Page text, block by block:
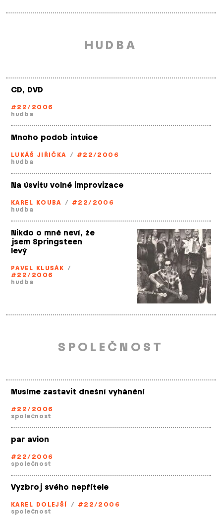
HUDBA
CD, DVD
#22/2006
hudba
Mnoho podob intuice
LUKÁŠ JIŘIČKA / #22/2006
hudba
Na úsvitu volné improvizace
KAREL KOUBA / #22/2006
hudba
Nikdo o mně neví, že
jsem Springsteen
levý
PAVEL KLUSÁK /
#22/2006
hudba
SPOLEČNOST
Musíme zastavit dnešní vyhánění
#22/2006
společnost
par avion
#22/2006
společnost
Vyzbroj svého nepřítele
KAREL DOLEJŠÍ / #22/2006
společnost